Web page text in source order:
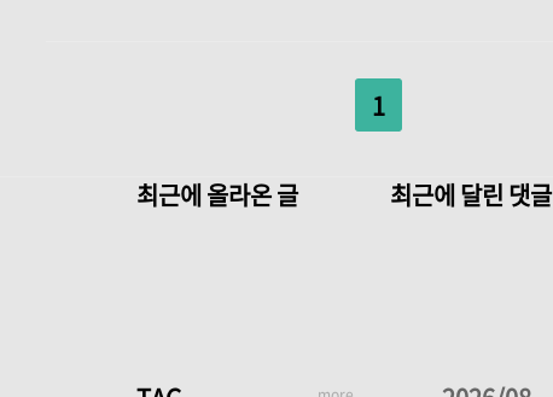
증상 및 조기 경고 신호 파악하기 가. 자궁암의 초기 증상
인식 자궁암은 초기에 특징적인 증상을 나타낼 수 있으
한 증상은 비정상적인 질 출혈로, 특히 폐경 후에 발생하
는 출혈은 즉시 검사를 받아야 하는 신호일 수 있습니다.
1
최근에 올라온 글 최근에 달린 댓글